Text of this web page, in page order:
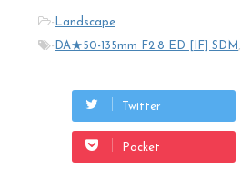
- Landscape
- DA★50-135mm F2.8 ED [IF] SDM ,
Twitter
Pocket